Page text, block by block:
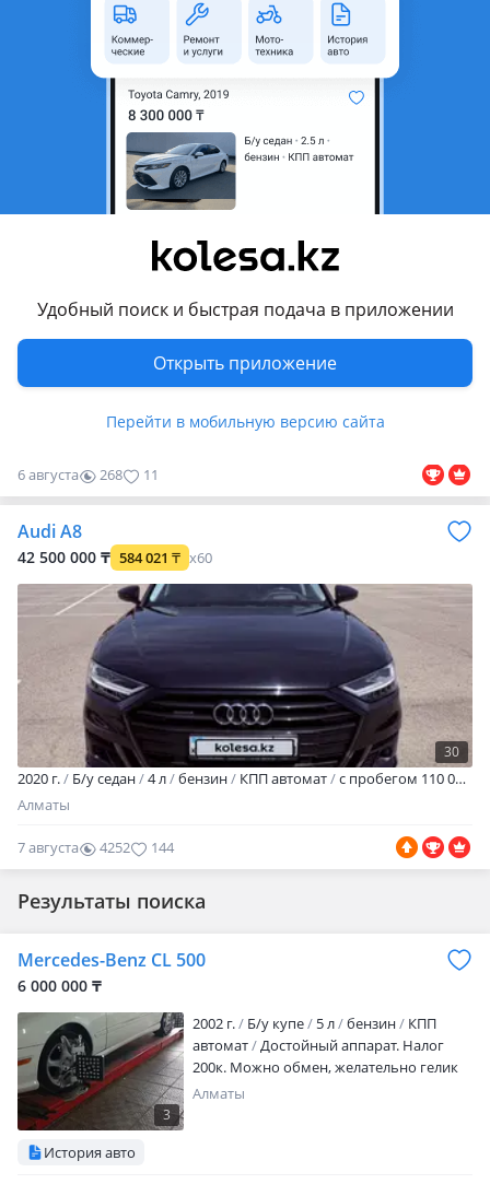
Удобный поиск и быстрая подача в приложении
Открыть приложение
Перейти в мобильную версию сайта
198 7
Volkswagen Golf
5
Проверенный продавец
6 августа 268 11
Audi A8
42 500 000 ₸ 584 021 ₸ x60
30
2020 г. Б/у седан 4 л бензин КПП автомат
с пробегом 110 000 км
Алматы
7 августа 4252 144
Результаты поиска
Mercedes-Benz CL 500
6 000 000 ₸
3
2002 г. Б/у купе 5 л бензин
КПП
автомат
Достойный аппарат. Налог
200к. Можно обмен, желательно гелик
Алматы
История авто